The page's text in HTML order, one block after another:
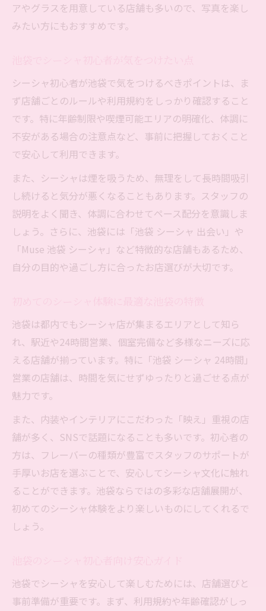
アやグラスを用意している店舗も多いので、写真を楽し
みたい方にもおすすめです。
シーシャ初心者が池袋で気をつけるべきポイントは、ま
ず店舗ごとのルールや利用規約をしっかり確認すること
です。特に年齢制限や喫煙可能エリアの明確化、体調に
不安がある場合の注意点など、事前に把握しておくこと
で安心して利用できます。
また、シーシャは煙を吸うため、無理をして長時間吸引
し続けると気分が悪くなることもあります。スタッフの
説明をよく聞き、体調に合わせてペース配分を意識しま
しょう。さらに、池袋には「池袋 シーシャ 出会い」や
「Muse 池袋 シーシャ」など特徴的な店舗もあるため、
自分の目的や過ごし方に合ったお店選びが大切です。
池袋は都内でもシーシャ店が集まるエリアとして知ら
れ、駅近や24時間営業、個室完備など多様なニーズに応
える店舗が揃っています。特に「池袋 シーシャ 24時間」
営業の店舗は、時間を気にせずゆったりと過ごせる点が
魅力です。
また、内装やインテリアにこだわった「映え」重視の店
舗が多く、SNSで話題になることも多いです。初心者の
方は、フレーバーの種類が豊富でスタッフのサポートが
手厚いお店を選ぶことで、安心してシーシャ文化に触れ
ることができます。池袋ならではの多彩な店舗展開が、
初めてのシーシャ体験をより楽しいものにしてくれるで
しょう。
池袋でシーシャを安心して楽しむためには、店舗選びと
事前準備が重要です。まず、利用規約や年齢確認がしっ